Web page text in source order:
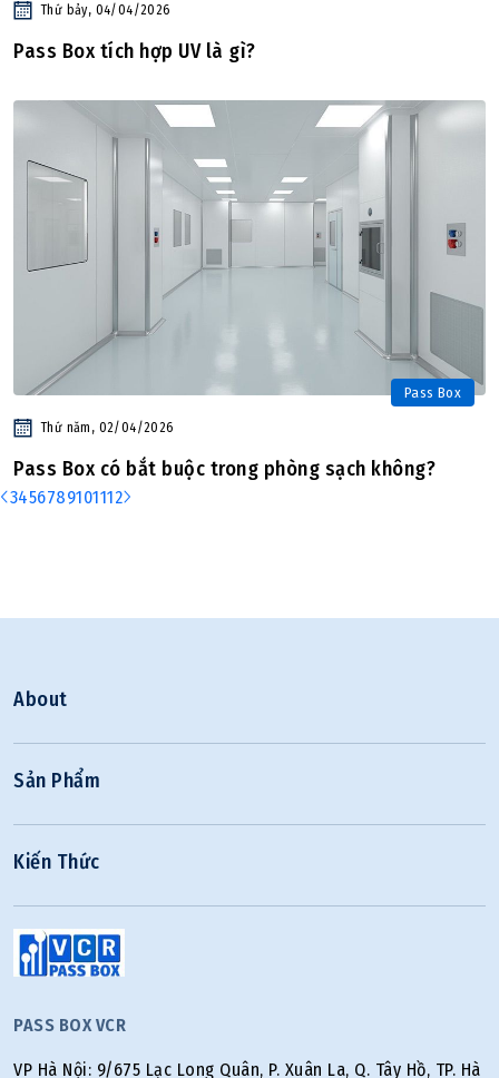
Thứ bảy, 04/04/2026
Pass Box tích hợp UV là gì?
Pass Box
Thứ năm, 02/04/2026
Pass Box có bắt buộc trong phòng sạch không?
3456789101112
About
Sản Phẩm
Kiến Thức
PASS BOX VCR
VP Hà Nội: 9/675 Lạc Long Quân, P. Xuân La, Q. Tây Hồ, TP. Hà